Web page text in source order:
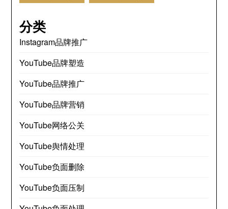
分类
Instagram品牌推广
YouTube品牌塑造
YouTube品牌推广
YouTube品牌营销
YouTube网络公关
YouTube舆情处理
YouTube负面删除
YouTube负面压制